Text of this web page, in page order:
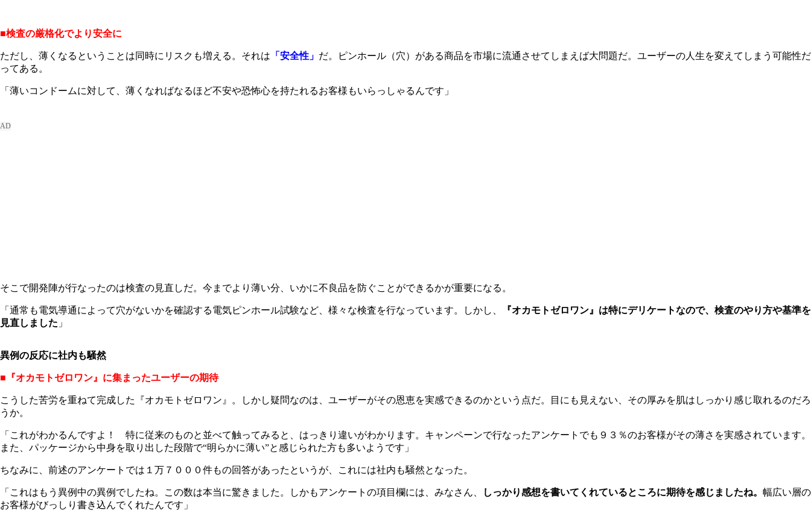
■検査の厳格化でより安全に
ただし、薄くなるということは同時にリスクも増える。それは 「安全性」 だ。ピンホール（穴）がある商品を市場に流通させてしまえば大問題だ。ユーザーの人生を変えてしまう可能性だ
ってある。
「薄いコンドームに対して、薄くなればなるほど不安や恐怖心を持たれるお客様もいらっしゃるんです」
そこで開発陣が行なったのは検査の見直しだ。今までより薄い分、いかに不良品を防ぐことができるかが重要になる。
「通常も電気導通によって穴がないかを確認する電気ピンホール試験など、様々な検査を行なっています。しかし、
『オカモトゼロワン』は特にデリケートなので、検査のやり方や基準を
見直しました 」
異例の反応に社内も騒然
■『オカモトゼロワン』に集まったユーザーの期待
こうした苦労を重ねて完成した『オカモトゼロワン』。しかし疑問なのは、ユーザーがその恩恵を実感できるのかという点だ。目にも見えない、その厚みを肌はしっかり感じ取れるのだろ
うか。
「これがわかるんですよ！ 特に従来のものと並べて触ってみると、はっきり違いがわかります。キャンペーンで行なったアンケートでも９３％のお客様がその薄さを実感されています。
また、パッケージから中身を取り出した段階で“明らかに薄い”と感じられた方も多いようです」
ちなみに、前述のアンケートでは１万７０００件もの回答があったというが、これには社内も騒然となった。
「これはもう異例中の異例でしたね。この数は本当に驚きました。しかもアンケートの項目欄には、みなさん、 しっかり感想を書いてくれているところに期待を感じましたね。 幅広い層の
お客様がびっしり書き込んでくれたんです」